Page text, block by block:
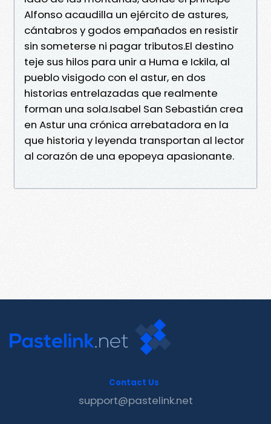
Alfonso acaudilla un ejército de astures,
cántabros y godos empañados en resistir
sin someterse ni pagar tributos.El destino
teje sus hilos para unir a Huma e Ickila, al
pueblo visigodo con el astur, en dos
historias entrelazadas que realmente
forman una sola.Isabel San Sebastián crea
en Astur una crónica arrebatadora en la
que historia y leyenda transportan al lector
al corazón de una epopeya apasionante.
Contact Us
support@pastelink.net